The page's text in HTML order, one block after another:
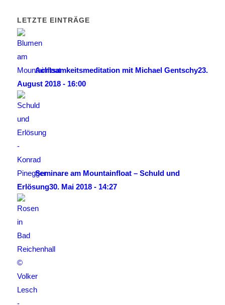
LETZTE EINTRÄGE
Achtsamkeitsmeditation mit Michael Gentschy23.
August 2018 - 16:00
Seminare am Mountainfloat – Schuld und
Erlösung30. Mai 2018 - 14:27